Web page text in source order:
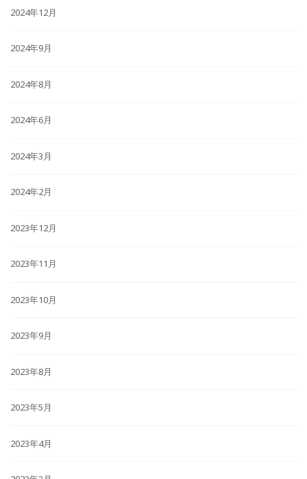
2024年12月
2024年9月
2024年8月
2024年6月
2024年3月
2024年2月
2023年12月
2023年11月
2023年10月
2023年9月
2023年8月
2023年5月
2023年4月